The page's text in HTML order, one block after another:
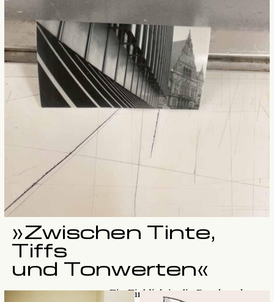
»Zwischen Tinte,
Tiffs
und Tonwerten«
Ein Einblick in die Druckwerkstatt